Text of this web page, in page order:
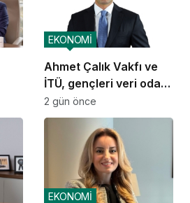
Ahmet Çalık Vakfı ve
İTÜ, gençleri veri odaklı
geleceğe hazırlıyor
EKONOMİ
2 gün önce
EKONOMİ